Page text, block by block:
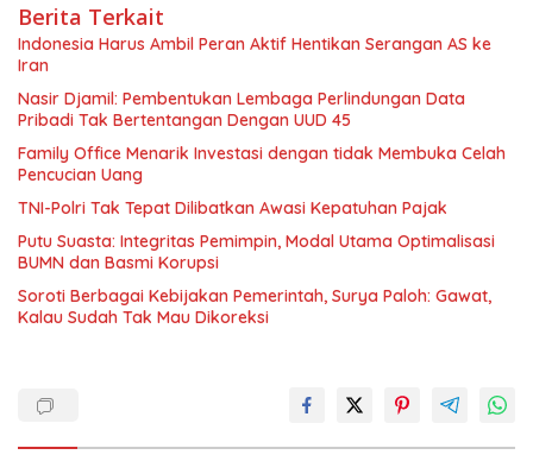
Berita Terkait
Indonesia Harus Ambil Peran Aktif Hentikan Serangan AS ke
Iran
Nasir Djamil: Pembentukan Lembaga Perlindungan Data
Pribadi Tak Bertentangan Dengan UUD 45
Family Office Menarik Investasi dengan tidak Membuka Celah
Pencucian Uang
TNI-Polri Tak Tepat Dilibatkan Awasi Kepatuhan Pajak
Putu Suasta: Integritas Pemimpin, Modal Utama Optimalisasi
BUMN dan Basmi Korupsi
Soroti Berbagai Kebijakan Pemerintah, Surya Paloh: Gawat,
Kalau Sudah Tak Mau Dikoreksi